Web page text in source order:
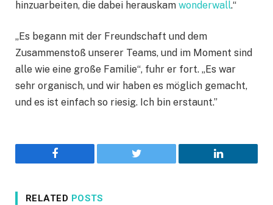
hinzuarbeiten, die dabei herauskam wonderwall.“
„Es begann mit der Freundschaft und dem
Zusammenstoß unserer Teams, und im Moment sind
alle wie eine große Familie“, fuhr er fort. „Es war
sehr organisch, und wir haben es möglich gemacht,
und es ist einfach so riesig. Ich bin erstaunt.”
Facebook Twitter LinkedIn
RELATED POSTS